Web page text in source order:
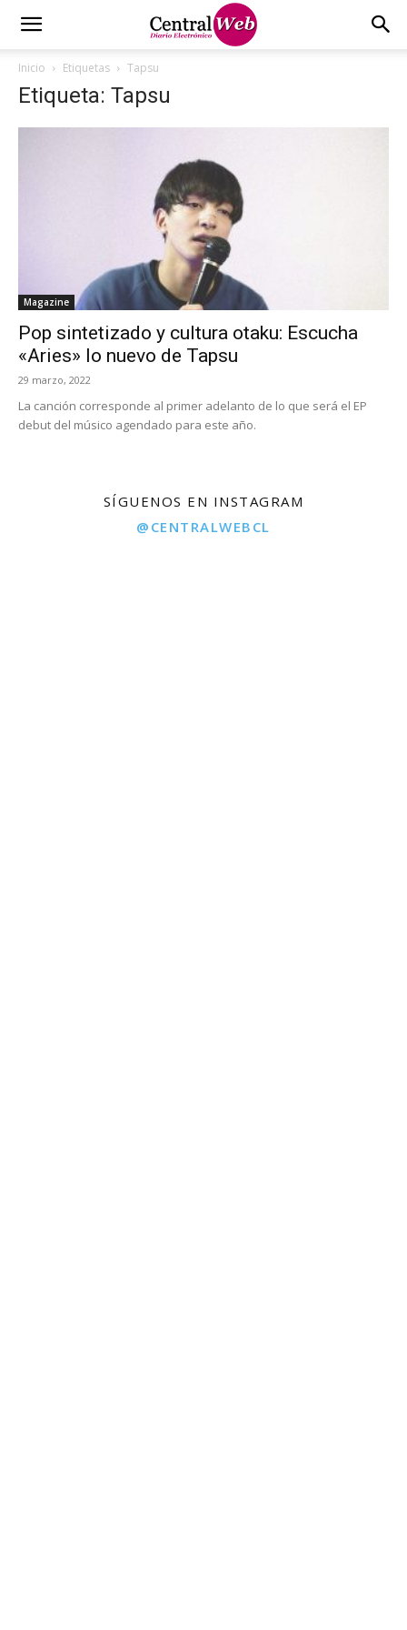
Inicio Etiquetas Tapsu
Etiqueta: Tapsu
Magazine
Pop sintetizado y cultura otaku: Escucha
«Aries» lo nuevo de Tapsu
29 marzo, 2022
La canción corresponde al primer adelanto de lo que será el EP
debut del músico agendado para este año.
SÍGUENOS EN INSTAGRAM
@CENTRALWEBCL